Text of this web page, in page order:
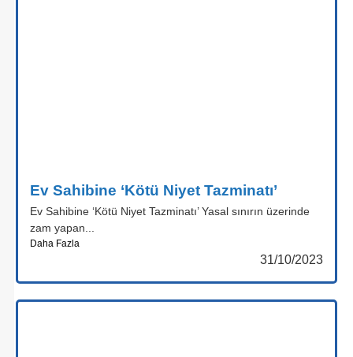
Ev Sahibine ‘Kötü Niyet Tazminatı’
Ev Sahibine ‘Kötü Niyet Tazminatı’ Yasal sınırın üzerinde
zam yapan...
Daha Fazla
31/10/2023